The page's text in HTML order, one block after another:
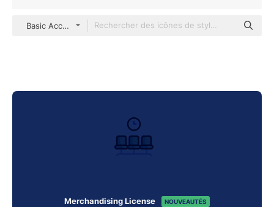
Basic Accent Lineal Color
Merchandising License NOUVEAUTÉS